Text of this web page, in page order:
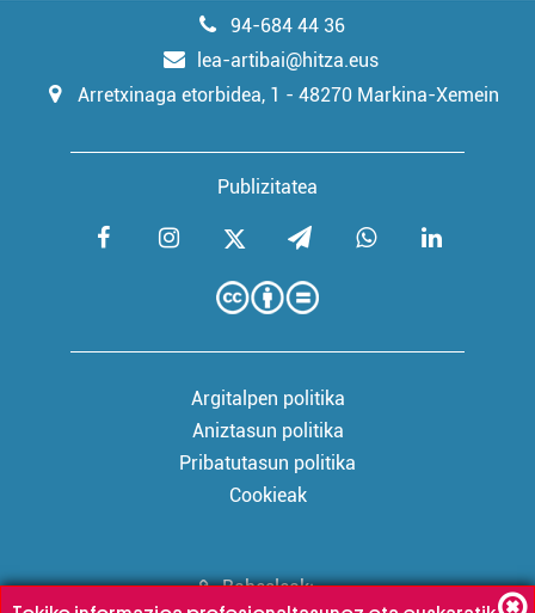
94-684 44 36
lea-artibai@hitza.eus
Arretxinaga etorbidea, 1 - 48270 Markina-Xemein
Publizitatea
Argitalpen politika
Aniztasun politika
Pribatutasun politika
Cookieak
Babesleak: